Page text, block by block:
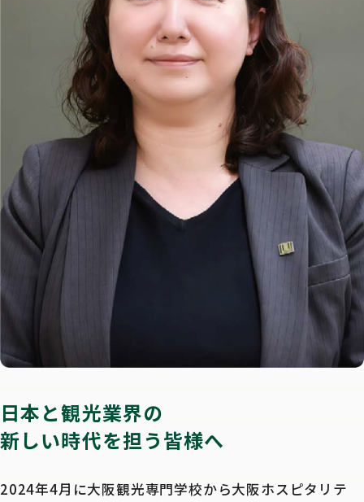
日本と観光業界の
新しい時代を担う皆様へ
2024年4月に大阪観光専門学校から大阪ホスピタリテ